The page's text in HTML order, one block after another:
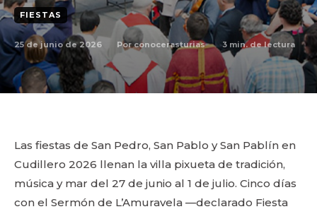
FIESTAS
25 de junio de 2026 Por conocerasturias 3 min. de lectura
Las fiestas de San Pedro, San Pablo y San Pablín en
Cudillero 2026 llenan la villa pixueta de tradición,
música y mar del 27 de junio al 1 de julio. Cinco días
con el Sermón de L’Amuravela —declarado Fiesta